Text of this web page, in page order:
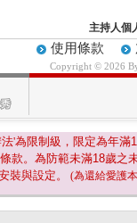
主持人個
使用條款
Copyright © 2026
'為限制級，限定為年滿
款。為防範未滿18歲之
裝與設定。 (為還給愛護